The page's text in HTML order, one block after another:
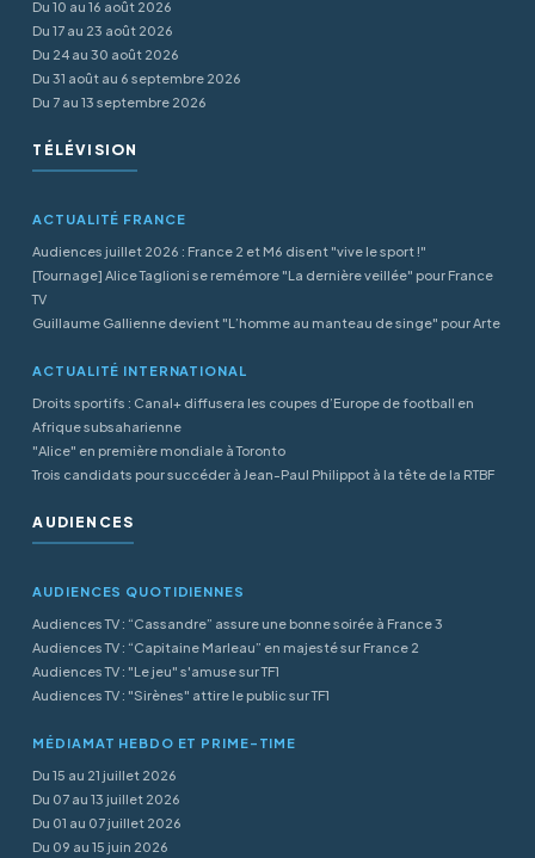
Du 10 au 16 août 2026
Du 17 au 23 août 2026
Du 24 au 30 août 2026
Du 31 août au 6 septembre 2026
Du 7 au 13 septembre 2026
TÉLÉVISION
ACTUALITÉ FRANCE
Audiences juillet 2026 : France 2 et M6 disent "vive le sport !"
[Tournage] Alice Taglioni se remémore "La dernière veillée" pour France
TV
Guillaume Gallienne devient "L’homme au manteau de singe" pour Arte
ACTUALITÉ INTERNATIONAL
Droits sportifs : Canal+ diffusera les coupes d’Europe de football en
Afrique subsaharienne
"Alice" en première mondiale à Toronto
Trois candidats pour succéder à Jean-Paul Philippot à la tête de la RTBF
AUDIENCES
AUDIENCES QUOTIDIENNES
Audiences TV : “Cassandre” assure une bonne soirée à France 3
Audiences TV : “Capitaine Marleau” en majesté sur France 2
Audiences TV : "Le jeu" s'amuse sur TF1
Audiences TV : "Sirènes" attire le public sur TF1
MÉDIAMAT HEBDO ET PRIME-TIME
Du 15 au 21 juillet 2026
Du 07 au 13 juillet 2026
Du 01 au 07 juillet 2026
Du 09 au 15 juin 2026